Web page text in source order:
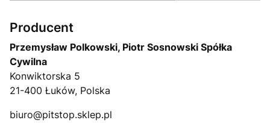
Producent
Przemysław Polkowski, Piotr Sosnowski Spółka
Cywilna
Konwiktorska 5
21-400 Łuków, Polska
biuro@pitstop.sklep.pl